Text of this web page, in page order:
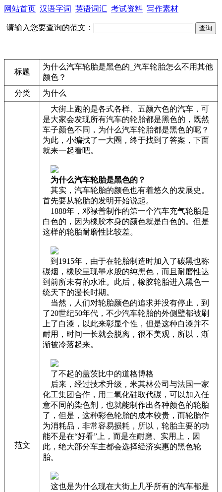
网站首页 汉语字词 英语词汇 考试资料 写作素材
请输入您要查询的范文：
标题
为什么汽车轮胎是黑色的_汽车轮胎怎么不用其他
颜色？
分类
为什么
范文
大街上跑的是各式各样、五颜六色的汽车，可
是大家会发现所有汽车的轮胎都是黑色的，既然
车子颜色不同，为什么汽车轮胎都是黑色的呢？
为此，小编找了一大圈，终于找到了答案，下面
就来一起看吧。
为什么汽车轮胎是黑色的？
其实，汽车轮胎的颜色也有着悠久的发展史。
首先要从轮胎的发明开始说起。
1888年，邓禄普制作的第一个汽车充气轮胎是
白色的，因为橡胶本身的颜色就是白色的。但是
这样的轮胎耐磨性比较差。
到1915年，由于在轮胎制造时加入了碳黑也称
碳烟，橡胶呈现墨水般的纯黑色，而且耐磨性达
到前所未有的水准。此后，橡胶轮胎进入黑色一
统天下的漫长时期。
当然，人们对轮胎颜色的追求并没有停止，到
了20世纪50年代，不少汽车轮胎的外侧壁都被刷
上了白漆，以此来彰显个性，但是这种白漆并不
耐用，时间一长就会脱离，很不美观，所以，渐
渐被冷落起来。
了不起的盖茨比中的道格博格
后来，经过技术升级，米其林公司与法国一家
化工集团合作，用二氧化硅取代碳，可以加入任
意不同的染色剂，也就能制作出各种颜色的轮胎
了，但是，这种彩色轮胎的成本较贵，而轮胎作
为消耗品，非常容易损耗，所以，轮胎主要的功
能不是在“好看”上，而是在耐磨、实用上，因
此，绝大部分车主都会选择经济实惠的黑色轮
胎。
这也是为什么现在大街上几乎所有的汽车都是